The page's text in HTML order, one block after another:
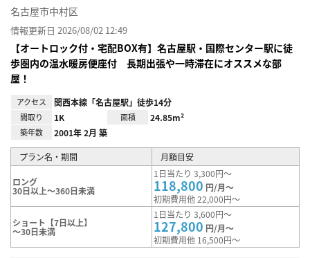
名古屋市中村区
情報更新日 2026/08/02 12:49
【オートロック付・宅配BOX有】名古屋駅・国際センター駅に徒
歩圏内の温水暖房便座付 長期出張や一時滞在にオススメな部
屋！
アクセス 関西本線「名古屋駅」徒歩14分
間取り 1K 面積 24.85m²
築年数 2001年 2月 築
プラン名・期間 月額目安
ロング
30日以上～360日未満
1日当たり 3,300円～
118,800 円/月～
初期費用他 22,000円～
ショート【7日以上】
～30日未満
1日当たり 3,600円～
127,800 円/月～
初期費用他 16,500円～